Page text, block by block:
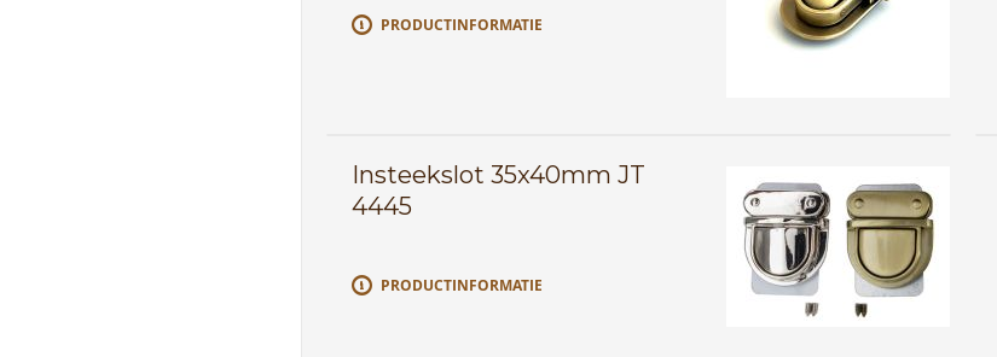
PRODUCTINFORMATIE
Insteekslot 35x40mm JT
4445
PRODUCTINFORMATIE